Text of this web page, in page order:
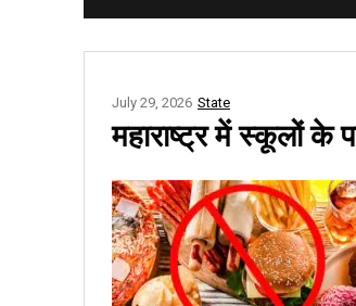
State
July 29, 2026
महाराष्ट्र में स्कूलों के